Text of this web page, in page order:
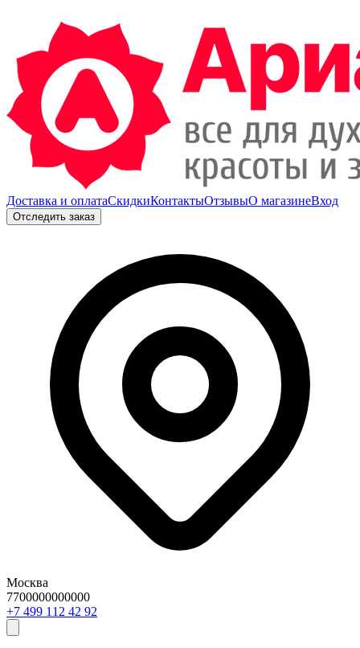
Доставка и оплатаСкидкиКонтактыОтзывыО магазинеВход
Отследить заказ
Москва
7700000000000
29 24 211 994 7+